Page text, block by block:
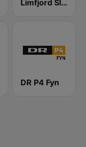
Limfjord Slager
DR P4 Fyn